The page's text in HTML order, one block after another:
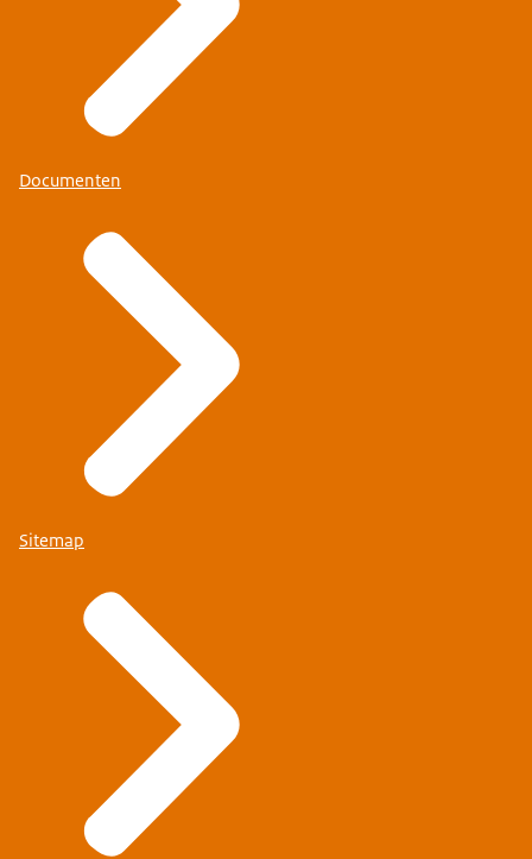
Documenten
Sitemap